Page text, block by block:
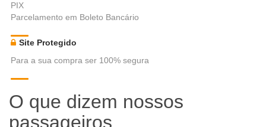
PIX
Parcelamento em Boleto Bancário
Site Protegido
Para a sua compra ser 100% segura
O que dizem nossos
passageiros